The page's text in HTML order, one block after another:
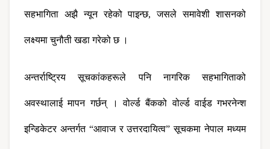
सहभागिता अझै न्यून रहेको पाइन्छ, जसले समावेशी शासनको
लक्ष्यमा चुनौती खडा गरेको छ ।
अन्तर्राष्ट्रिय सूचकांकहरूले पनि नागरिक सहभागिताको
अवस्थालाई मापन गर्छन् । वोर्ल्ड बैंकको वोर्ल्ड वाईड गभरनेन्श
इन्डिकेटर अन्तर्गत “आवाज र उत्तरदायित्व” सूचकमा नेपाल मध्यम